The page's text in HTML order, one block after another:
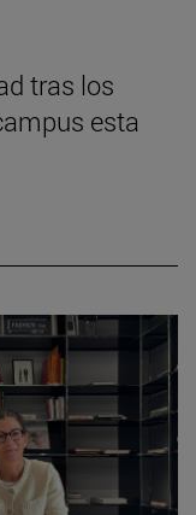
tras los
esta